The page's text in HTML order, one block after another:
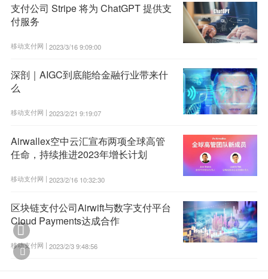
支付公司 Stripe 将为 ChatGPT 提供支
付服务
移动支付网 | 2023/3/16 9:09:00
深剖｜AIGC到底能给金融行业带来什
么
移动支付网 | 2023/2/21 9:19:07
Airwallex空中云汇宣布两项全球高管
任命，持续推进2023年增长计划
移动支付网 | 2023/2/16 10:32:30
区块链支付公司Airwift与数字支付平台
Cloud Payments达成合作
移动支付网 | 2023/2/3 9:48:56

